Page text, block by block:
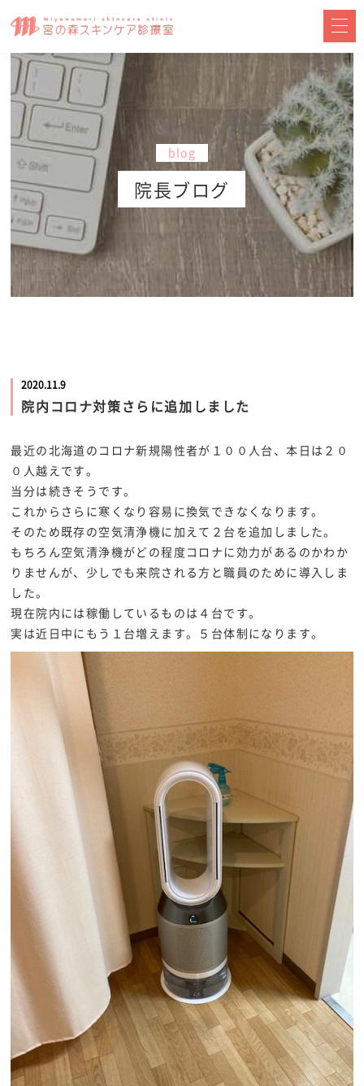
blog
院長ブログ
2020.11.9
院内コロナ対策さらに追加しました
最近の北海道のコロナ新規陽性者が１００人台、本日は２０
０人越えです。
当分は続きそうです。
これからさらに寒くなり容易に換気できなくなります。
そのため既存の空気清浄機に加えて２台を追加しました。
もちろん空気清浄機がどの程度コロナに効力があるのかわか
りませんが、少しでも来院される方と職員のために導入しま
した。
現在院内には稼働しているものは４台です。
実は近日中にもう１台増えます。５台体制になります。